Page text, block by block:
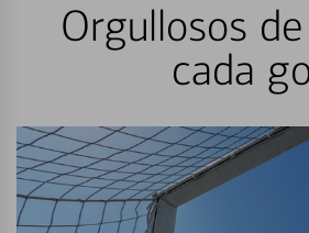
Orgullosos
cada